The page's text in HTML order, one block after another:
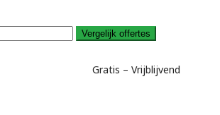
Vergelijk offertes
Gratis – Vrijblijvend